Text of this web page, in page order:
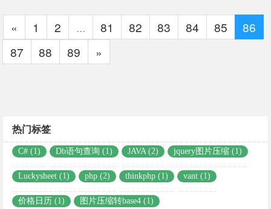
« 1 2 ... 81 82 83 84 85
86
87
88 89 »
热门标签
C# (1) Db语句查询 (1) JAVA (2) jquery图片压缩 (1)
Luckysheet (1) php (2) thinkphp (1) vant (1)
价格日历 (1) 图片压缩转base4 (1)